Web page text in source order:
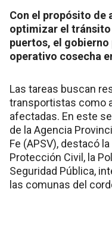
Con el propósito de
optimizar el
puertos, el
operativo cosecha
Las tareas buscan
transportistas como
afectadas. En este
de la Agencia
Fe (APSV), destacó
Protección Civil, la
Seguridad Pública,
las comunas del